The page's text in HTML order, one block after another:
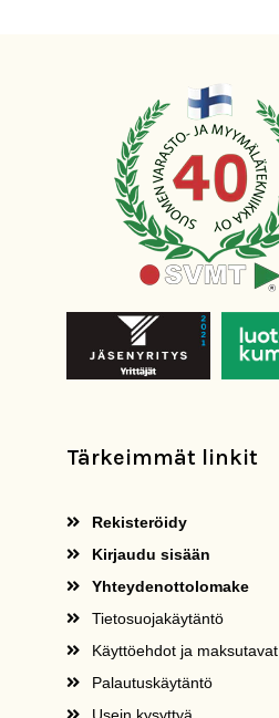
Tärkeimmät linkit
Rekisteröidy
Kirjaudu sisään
Yhteydenottolomake
Tietosuojakäytäntö
Käyttöehdot ja maksutavat
Palautuskäytäntö